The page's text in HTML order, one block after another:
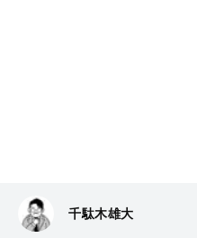
千駄木雄大